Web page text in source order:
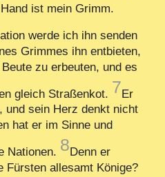
ist mein Grimm.
werde ich ihn senden
Grimmes ihn entbieten,
zu erbeuten, und es
gleich Straßenkot. 7Er
und sein Herz denkt nicht
hat er im Sinne und
Nationen. 8Denn er
Fürsten allesamt Könige?